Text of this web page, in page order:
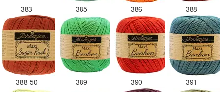
383 385 386 388
388-50 389 390 391